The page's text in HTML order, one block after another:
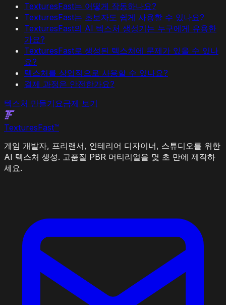
TexturesFast는 어떻게 작동하나요?
TexturesFast는 초보자도 쉽게 사용할 수 있나요?
TexturesFast의 AI 텍스처 생성기는 누구에게 유용한
가요?
TexturesFast로 생성된 텍스처에 문제가 있을 수 있나
요?
텍스처를 상업적으로 사용할 수 있나요?
결제 과정은 안전한가요?
텍스처 만들기 요금제 보기
TexturesFast™
게임 개발자, 프리랜서, 인테리어 디자이너, 스튜디오를 위한
AI 텍스처 생성. 고품질 PBR 머티리얼을 몇 초 만에 제작하
세요.